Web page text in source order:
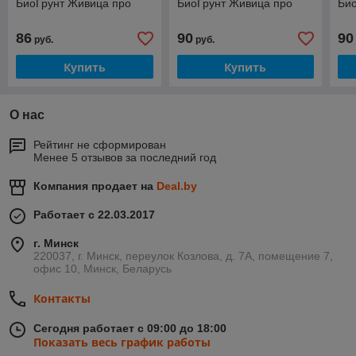
БиоГрунт Живица про
86 руб.
Купить
БиоГрунт Живица про
90руб.
Купить
90
О нас
Рейтинг не сформирован
Менее 5 отзывов за последний год
Компания продает на Deal.by
Работает с 22.03.2017
г. Минск
220037, г. Минск, переулок Козлова, д. 7А, помещение 7,
офис 10, Минск, Беларусь
Контакты
Сегодня работает с 09:00 до 18:00
Показать весь график работы